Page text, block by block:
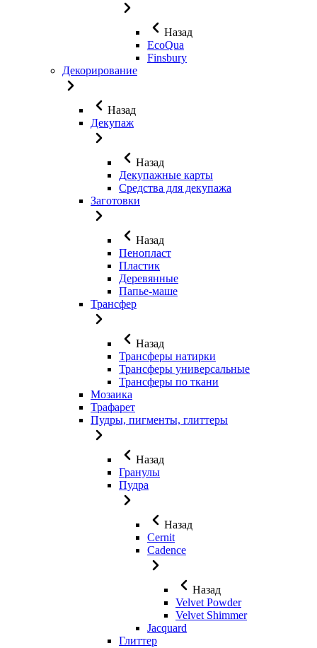
Назад
EcoQua
Finsbury
Декорирование
Назад
Декупаж
Назад
Декупажные карты
Средства для декупажа
Заготовки
Назад
Пенопласт
Пластик
Деревянные
Папье-маше
Трансфер
Назад
Трансферы натирки
Трансферы универсальные
Трансферы по ткани
Мозаика
Трафарет
Пудры, пигменты, глиттеры
Назад
Гранулы
Пудра
Назад
Cernit
Cadence
Назад
Velvet Powder
Velvet Shimmer
Jaсquard
Глиттер